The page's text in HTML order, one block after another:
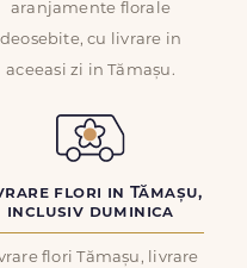
aranjamente florale
deosebite, cu livrare in
aceeasi zi in Tămașu.
flori in Tămașu,
inclusiv duminica
flori Tămașu, livrare